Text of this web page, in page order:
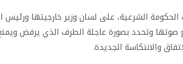
الشرعية، على لسان وزير خارجيتها ورئيس
صوتها وتحدد بصورة عاجلة الطرف الذي يرفض
والانتكاسة الجديدة.